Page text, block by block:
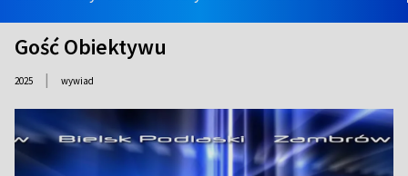
Gość Obiektywu
2025 | wywiad